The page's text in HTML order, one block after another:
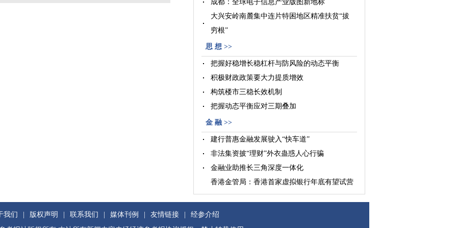
成都：全球电子信息产业版图新地标
大兴安岭南麓集中连片特困地区精准扶贫“拔
穷根”
“进博红利”持续释放 全球好货飞入千家万户
思 想 >>
把握好稳增长稳杠杆与防风险的动态平衡
积极财政政策要大力提质增效
构筑楼市三稳长效机制
把握动态平衡应对三期叠加
金 融 >>
建行普惠金融发展驶入“快车道”
非法集资披“理财”外衣蛊惑人心行骗
金融业助推长三角深度一体化
香港金管局：香港首家虚拟银行年底有望试营
业
我们 版权声明 联系我们 媒体刊例 友情链接
经参介绍